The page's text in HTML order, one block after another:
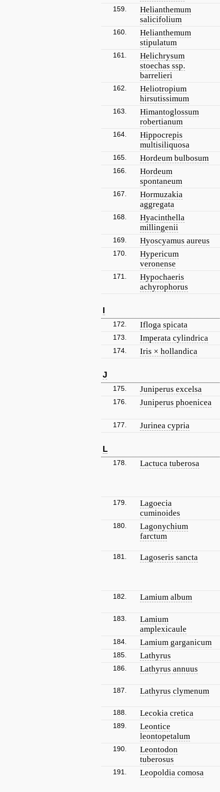
159.
Helianthemum
salicifolium
160.
Helianthemum
stipulatum
161.
Helichrysum
stoechas ssp.
barrelieri
162.
Heliotropium
hirsutissimum
163.
Himantoglossum
robertianum
164.
Hippocrepis
multisiliquosa
165. Hordeum bulbosum
166.
Hordeum
spontaneum
167.
Hormuzakia
aggregata
168.
Hyacinthella
millingenii
169. Hyoscyamus aureus
170.
Hypericum
veronense
171.
Hypochaeris
achyrophorus
I
172. Ifloga spicata
173. Imperata cylindrica
174. Iris × hollandica
J
175. Juniperus excelsa
176. Juniperus phoenicea
177. Jurinea cypria
L
178. Lactuca tuberosa
179.
Lagoecia
cuminoides
180.
Lagonychium
farctum
181. Lagoseris sancta
182. Lamium album
183.
Lamium
amplexicaule
184. Lamium garganicum
185. Lathyrus
186. Lathyrus annuus
187. Lathyrus clymenum
188. Lecokia cretica
189.
Leontice
leontopetalum
190.
Leontodon
tuberosus
191. Leopoldia comosa